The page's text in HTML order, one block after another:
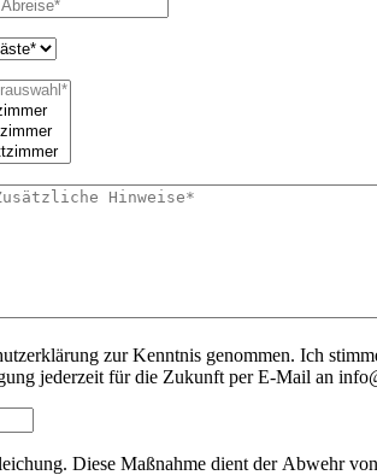
zur Kenntnis genommen. Ich
jederzeit für die Zukunft per E-Mail an
Diese Maßnahme dient der Abwehr